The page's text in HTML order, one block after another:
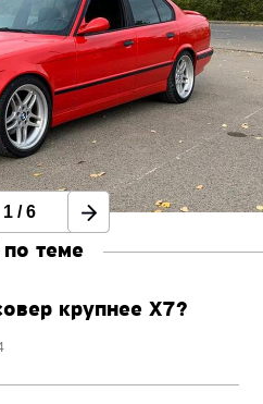
1 /6
теме
крупнее X7?